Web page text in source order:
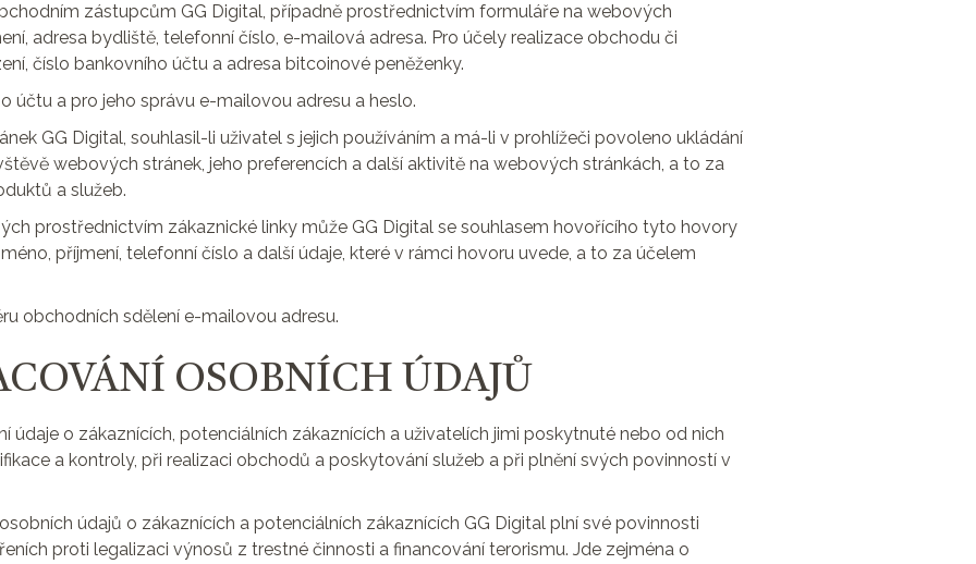
zástupcům GG Digital, případně prostřednictvím formuláře na webových
adresa bydliště, telefonní číslo, e-mailová adresa. Pro účely realizace obchodu či
číslo bankovního účtu a adresa bitcoinové peněženky.
účtu a pro jeho správu e-mailovou adresu a heslo.
GG Digital, souhlasil-li uživatel s jejich používáním a má-li v prohlížeči povoleno ukládání
webových stránek, jeho preferencích a další aktivitě na webových stránkách, a to za
a služeb.
prostřednictvím zákaznické linky může GG Digital se souhlasem hovořícího tyto hovory
příjmení, telefonní číslo a další údaje, které v rámci hovoru uvede, a to za účelem
obchodních sdělení e-mailovou adresu.
OSOBNÍCH ÚDAJŮ
údaje o zákaznících, potenciálních zákaznících a uživatelích jimi poskytnuté nebo od nich
a kontroly, při realizaci obchodů a poskytování služeb a při plnění svých povinností v
údajů o zákaznících a potenciálních zákaznících GG Digital plní své povinnosti
proti legalizaci výnosů z trestné činnosti a financování terorismu. Jde zejména o